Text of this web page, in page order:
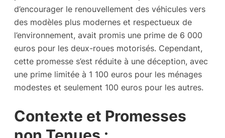
d’encourager le renouvellement des véhicules vers
des modèles plus modernes et respectueux de
l’environnement, avait promis une prime de 6 000
euros pour les deux-roues motorisés. Cependant,
cette promesse s’est réduite à une déception, avec
une prime limitée à 1 100 euros pour les ménages
modestes et seulement 100 euros pour les autres.
Contexte et Promesses